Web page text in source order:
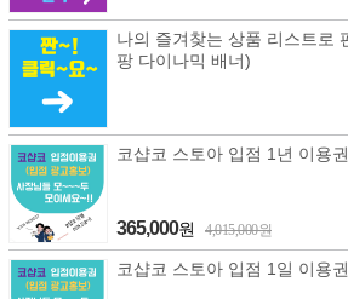
나의 즐겨찾는 상품 리스트로
팡 다이나믹 배너)
코샵코 스토아 입점 1년 이용권
365,000원 4,015,000원
코샵코 스토아 입점 1일 이용권